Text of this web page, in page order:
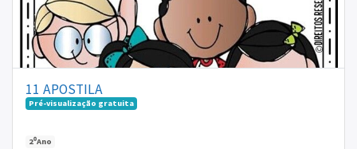
11 APOSTILA
Pré-visualização gratuita
2⁰Ano